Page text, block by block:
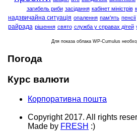
загибель риби засідання кабінет міністрів
надзвичайна ситуація опалення пам'ять пенсії
райрада рішення свято служба у справах дітей
Для показа облака WP-Cumulus
Погода
Курс валюти
Корпоративна пошта
Copyright 2017. All rights
Made by FRESH :)